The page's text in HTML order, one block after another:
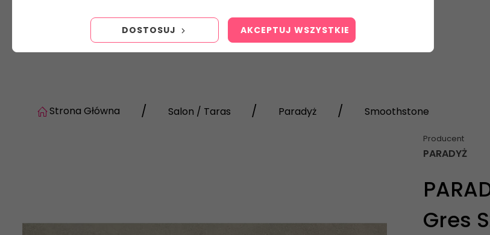
Strona Główna Salon / Taras Paradyż Smoothstone
Producent
PARADYŻ
Gres
DOSTOSUJ AKCEPTUJ WSZYSTKIE